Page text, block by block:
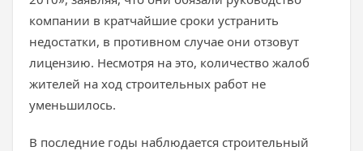
компании в кратчайшие сроки устранить
недостатки, в противном случае они отзовут
лицензию. Несмотря на это, количество жалоб
жителей на ход строительных работ не
уменьшилось.
В последние годы наблюдается строительный